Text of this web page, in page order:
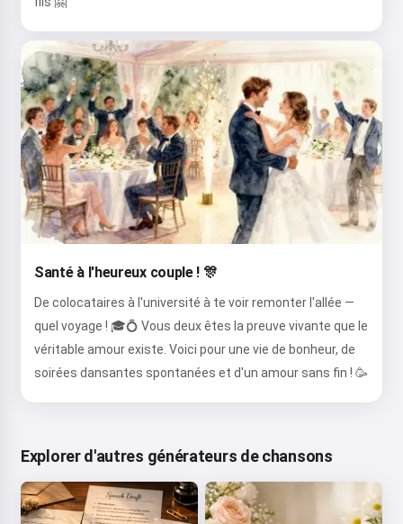
Santé à l'heureux couple ! 🎊
De colocataires à l'université à te voir remonter l'allée —
quel voyage ! 🎓💍 Vous deux êtes la preuve vivante que le
véritable amour existe. Voici pour une vie de bonheur, de
soirées dansantes spontanées et d'un amour sans fin ! 🥳
Explorer d'autres générateurs de chansons